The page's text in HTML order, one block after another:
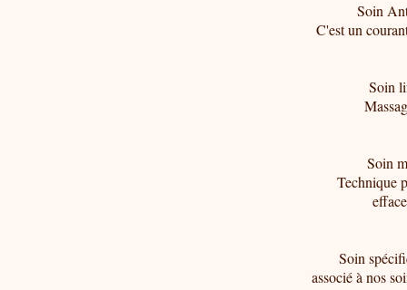
Soin
C'est un
Soin
Soin
Technique
Soin
associé à nos